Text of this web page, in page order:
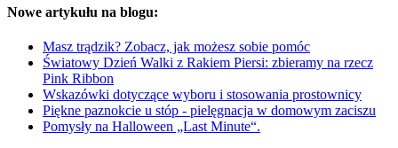
Nowe artykułu na blogu:
Masz trądzik? Zobacz, jak możesz sobie pomóc
Światowy Dzień Walki z Rakiem Piersi: zbieramy na rzecz
Pink Ribbon
Wskazówki dotyczące wyboru i stosowania prostownicy
Piękne paznokcie u stóp - pielęgnacja w domowym zaciszu
Pomysły na Halloween „Last Minute“.